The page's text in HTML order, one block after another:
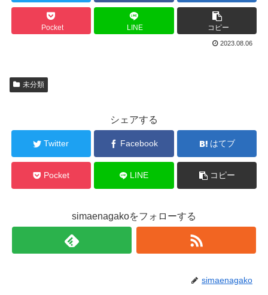
Pocket LINE コピー
2023.08.06
未分類
シェアする
Twitter Facebook はてブ
Pocket LINE コピー
simaenagakoをフォローする
simaenagako